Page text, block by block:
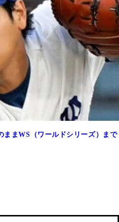
まWS（ワールドシリーズ）まで